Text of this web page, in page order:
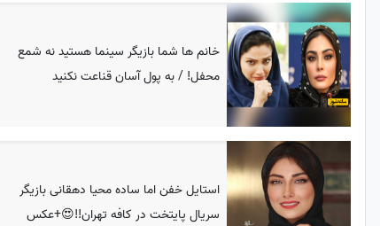
خانم ها شما بازیگر سینما هستید نه شمع
محفل! / به پول آسان قناعت نکنید
استایل خفن اما ساده محیا دهقانی بازیگر
سریال پایتخت در کافه تهران!!😍+عکس